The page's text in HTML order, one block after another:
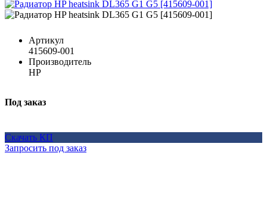
Артикул
415609-001
Производитель
HP
Под заказ
Скачать КП
Запросить под заказ